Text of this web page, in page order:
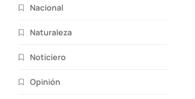
Nacional
Naturaleza
Noticiero
Opinión